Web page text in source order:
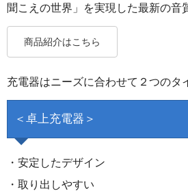
聞こえの世界」を実現した最新の音
商品紹介はこちら
充電器はニーズに合わせて２つのタ
＜卓上充電器＞
・安定したデザイン
・取り出しやすい